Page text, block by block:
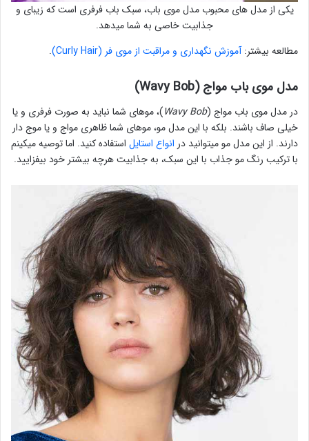
یکی از مدل های محبوب مدل موی باب، سبک باب فرفری است که زیبای و
جذابیت خاصی به شما میدهد.
مطالعه بیشتر:آموزش نگهداری و مراقبت از موی فر (Curly Hair) .
مدل موی باب مواج (Wavy Bob)
در مدل موی باب مواج (Wavy Bob)، موهای شما نباید به صورت فرفری و یا
خیلی صاف باشند. بلکه با این مدل مو، موهای شما ظاهری مواج و یا موج دار
دارند. از این مدل مو میتوانید در انواع استایل استفاده کنید. اما توصیه میکینم
با ترکیب رنگ مو جذاب با این سبک، به جذابیت هرچه بیشتر خود بیفزایید.